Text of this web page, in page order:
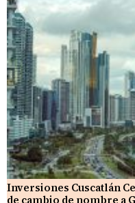
Inversiones Cuscatlán